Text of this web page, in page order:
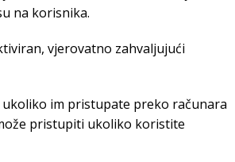
na korisnika.
vjerovatno zahvaljujući
ukoliko im pristupate preko računara
pristupiti ukoliko koristite